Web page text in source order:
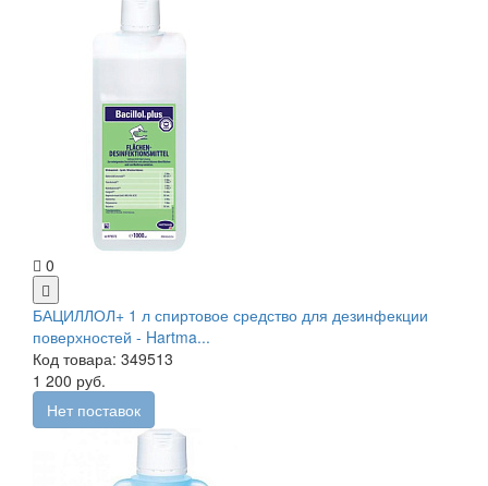
0
БАЦИЛЛОЛ+ 1 л спиртовое средство для дезинфекции
поверхностей - Hartma...
Код товара: 349513
1 200 руб.
Нет поставок